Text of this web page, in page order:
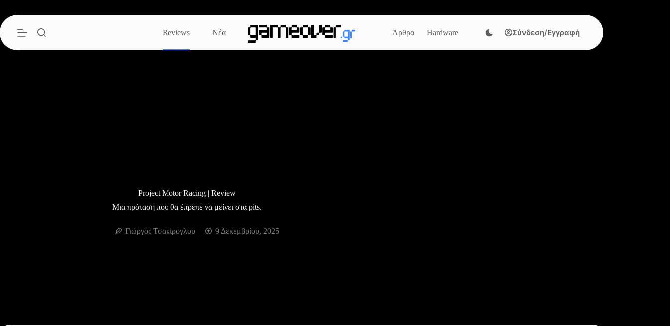
περιεχόμενο
Reviews
Νέα Άρθρα Hardware Σύνδεση/Εγγραφή
Project Motor Racing | Review
Μια πρόταση που θα έπρεπε να μείνει στα pits.
Γιώργος Τσακίρογλου 9 Δεκεμβρίου, 2025